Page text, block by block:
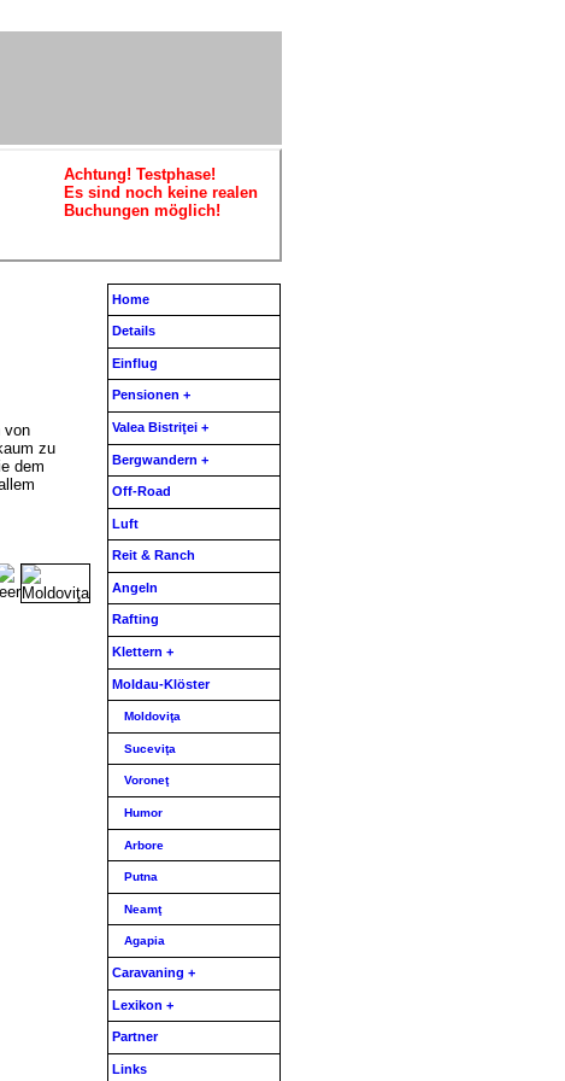
Achtung! Testphase!
Es sind noch keine realen
Buchungen möglich!
Home
Details
Einflug
Pensionen +
Valea Bistriţei +
Bergwandern +
Off-Road
Luft
Reit & Ranch
Angeln
Rafting
Klettern +
Moldau-Klöster
Moldoviţa
Suceviţa
Voroneţ
Humor
Arbore
Putna
Neamţ
Agapia
Caravaning +
Lexikon +
Partner
Links
von
zu
dem